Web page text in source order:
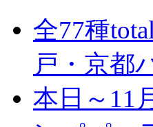
全77種
戸・京都
本日～11